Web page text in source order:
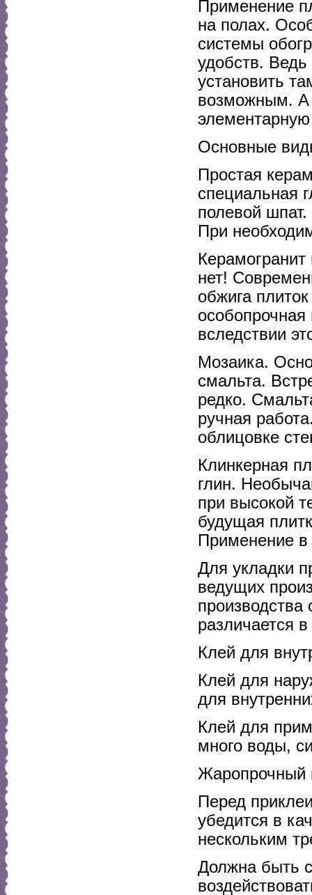
Применение
на полах.
системы
удобств.
установить
возможным. А
элементарную
Основные
Простая
специальная
полевой шпат.
При
Керамогранит
нет!
обжига
вследствии
Мозаика.
смальта.
редко.
ручная
облицовке
Клинкерная
глин.
при высокой
будущая
Применение в
Для укладки
ведущих
различается
Клей для
Клей для
для
Клей для
много воды,
Жаропрочный
Перед
убедится в
нескольким
Должна быть